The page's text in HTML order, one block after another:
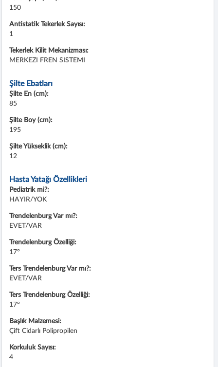
150
Antistatik Tekerlek Sayısı:
1
Tekerlek Kilit Mekanizması:
MERKEZI FREN SISTEMI
Şilte Ebatları
Şilte En (cm):
85
Şilte Boy (cm):
195
Şilte Yükseklik (cm):
12
Hasta Yatağı Özellikleri
Pediatrik mi?:
HAYIR/YOK
Trendelenburg Var mı?:
EVET/VAR
Trendelenburg Özelliği:
17°
Ters Trendelenburg Var mı?:
EVET/VAR
Ters Trendelenburg Özelliği:
17°
Başlık Malzemesi:
Çift Cidarlı Polipropilen
Korkuluk Sayısı:
4